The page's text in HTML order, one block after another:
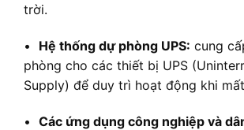
trời.
• Hệ thống dự phòng UPS: cung
phòng cho các thiết bị UPS
Supply) để duy trì hoạt động khi
• Các ứng dụng công nghiệp và